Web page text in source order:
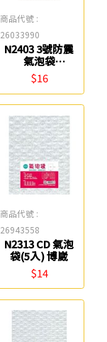
商品代號 :
26033990
N2403 3號防震
氣泡袋
(18x30cm) 博崴
$16
商品代號 :
26943558
N2313 CD 氣泡
袋(5入) 博崴
$14